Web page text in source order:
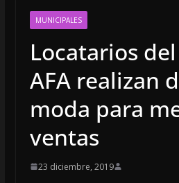
MUNICIPALES
Locatarios
AFA realizan
moda para
ventas
23 diciembre, 2019